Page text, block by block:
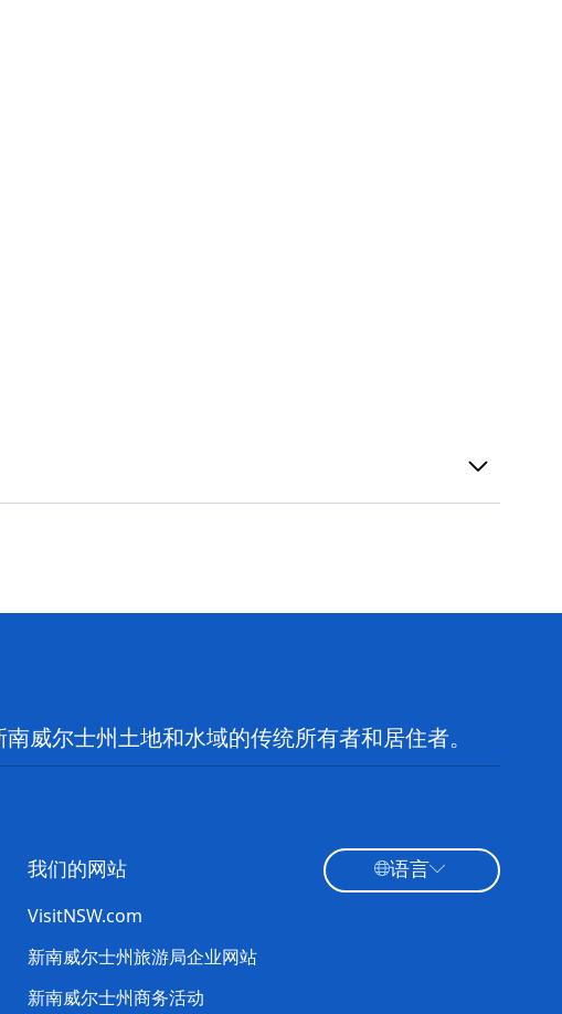
威尔士州土地和水域的传统所有者和居住者。
我们的网站
VisitNSW.com
新南威尔士州旅游局企业网站
新南威尔士州商务活动
语言